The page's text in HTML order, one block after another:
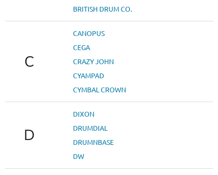
BRITISH DRUM CO.
C
CANOPUS
CEGA
CRAZY JOHN
CYAMPAD
CYMBAL CROWN
D
DIXON
DRUMDIAL
DRUMNBASE
DW